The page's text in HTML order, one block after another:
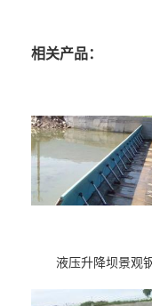
相关产品：
液压升降坝景观